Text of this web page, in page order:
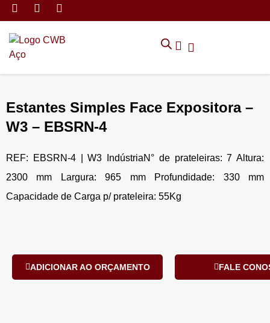
Estantes Simples Face Expositora –
W3 – EBSRN-4
REF: EBSRN-4 | W3 IndústriaN° de prateleiras: 7 Altura:
2300 mm Largura: 965 mm Profundidade: 330 mm
Capacidade de Carga p/ prateleira: 55Kg
ADICIONAR AO ORÇAMENTO FALE